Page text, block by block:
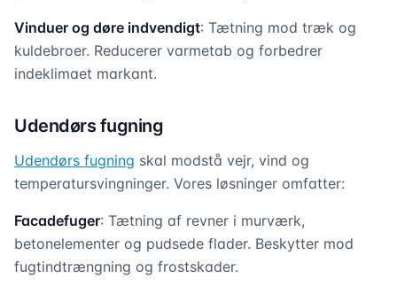
Vinduer og døre indvendigt: Tætning mod træk og
kuldebroer. Reducerer varmetab og forbedrer
indeklimaet markant.
Udendørs fugning
Udendørs fugning skal modstå vejr, vind og
temperatursvingninger. Vores løsninger omfatter:
Facadefuger: Tætning af revner i murværk,
betonelementer og pudsede flader. Beskytter mod
fugtindtrængning og frostskader.